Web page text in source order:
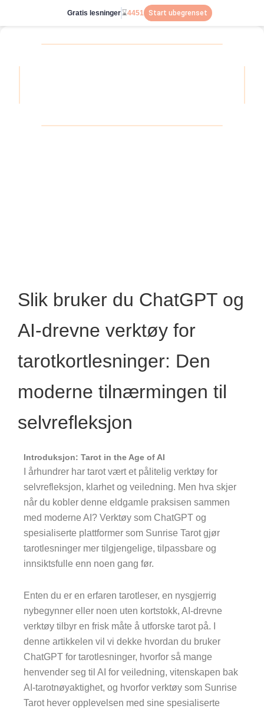
Gratis lesninger⌛4451 Start ubegrenset
Slik bruker du ChatGPT og
AI-drevne verktøy for
tarotkortlesninger: Den
moderne tilnærmingen til
selvrefleksjon
Introduksjon: Tarot in the Age of AI
I århundrer har tarot vært et pålitelig verktøy for
selvrefleksjon, klarhet og veiledning. Men hva skjer
når du kobler denne eldgamle praksisen sammen
med moderne AI? Verktøy som ChatGPT og
spesialiserte plattformer som Sunrise Tarot gjør
tarotlesninger mer tilgjengelige, tilpassbare og
innsiktsfulle enn noen gang før.
Enten du er en erfaren tarotleser, en nysgjerrig
nybegynner eller noen uten kortstokk, AI-drevne
verktøy tilbyr en frisk måte å utforske tarot på. I
denne artikkelen vil vi dekke hvordan du bruker
ChatGPT for tarotlesninger, hvorfor så mange
henvender seg til AI for veiledning, vitenskapen bak
AI-tarotnøyaktighet, og hvorfor verktøy som Sunrise
Tarot hever opplevelsen med sine spesialiserte